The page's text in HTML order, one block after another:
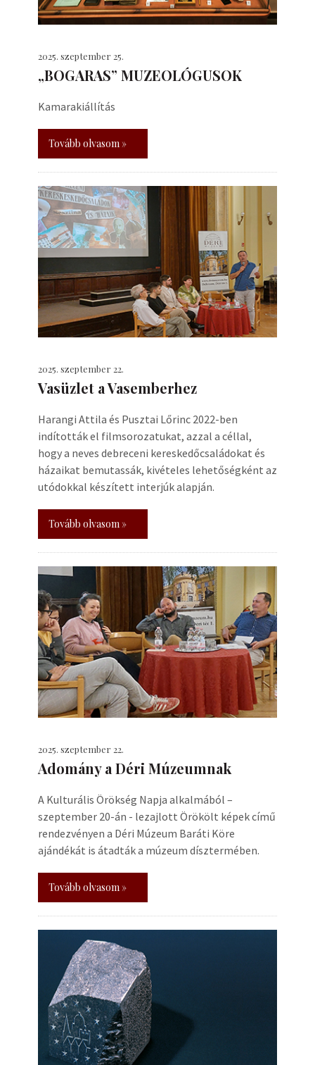
2025. szeptember 25.
„BOGARAS” MUZEOLÓGUSOK
Kamarakiállítás
Tovább olvasom »
2025. szeptember 22.
Vasüzlet a Vasemberhez
Harangi Attila és Pusztai Lőrinc 2022-ben
indították el filmsorozatukat, azzal a céllal,
hogy a neves debreceni kereskedőcsaládokat és
házaikat bemutassák, kivételes lehetőségként az
utódokkal készített interjúk alapján.
Tovább olvasom »
2025. szeptember 22.
Adomány a Déri Múzeumnak
A Kulturális Örökség Napja alkalmából –
szeptember 20-án - lezajlott Örökölt képek című
rendezvényen a Déri Múzeum Baráti Köre
ajándékát is átadták a múzeum dísztermében.
Tovább olvasom »